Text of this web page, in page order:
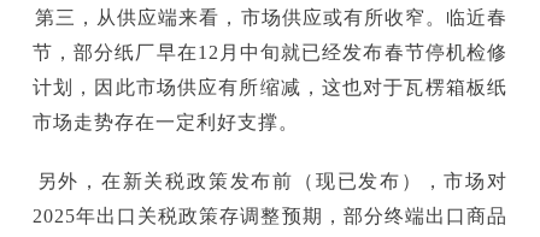
三，从供应端来看，市场供应或有所收窄。临近春
节，部分纸厂早在12月中旬就已经发布春节停机检修
计划，因此市场供应有所缩减，这也对于瓦楞箱板纸
市场走势存在一定利好支撑。
外，在新关税政策发布前（现已发布），市场对
2025年出口关税政策存调整预期，部分终端出口商品